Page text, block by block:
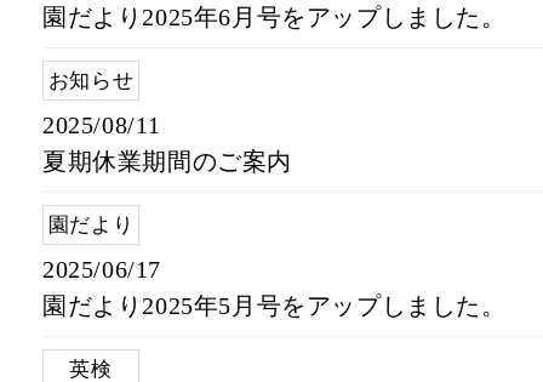
園だより2025年6月号をアップしました。
お知らせ
2025/08/11
夏期休業期間のご案内
園だより
2025/06/17
園だより2025年5月号をアップしました。
英検